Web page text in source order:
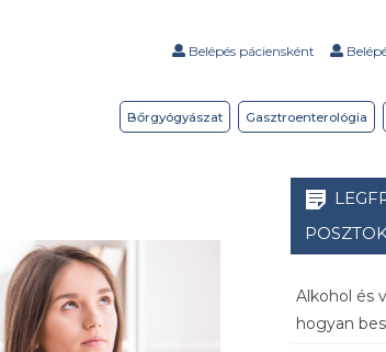
Belépés páciensként
Gasztroenterológia
Bőrgyógyászat
Alkohol és
hogyan